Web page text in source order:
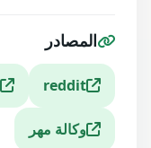
المصادر
reddit
وكالة مهر